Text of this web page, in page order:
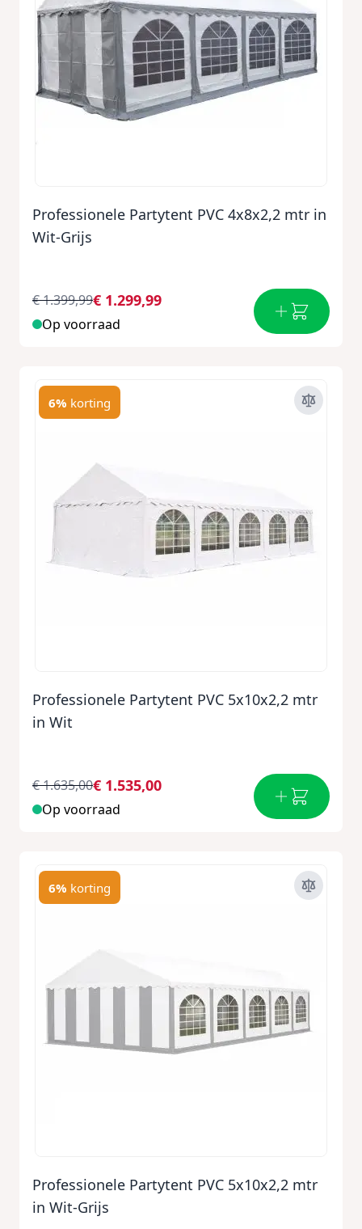
Professionele Partytent PVC 4x8x2,2 mtr in
Wit-Grijs
€ 1.299,99
€ 1.399,99
Op voorraad
6% korting
Professionele Partytent PVC 5x10x2,2 mtr
in Wit
€ 1.535,00
€ 1.635,00
Op voorraad
6% korting
Professionele Partytent PVC 5x10x2,2 mtr
in Wit-Grijs